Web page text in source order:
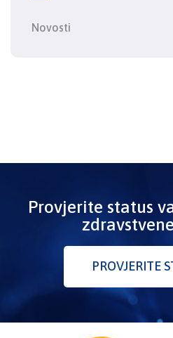
Novosti
Provjerite status
PROVJERITE